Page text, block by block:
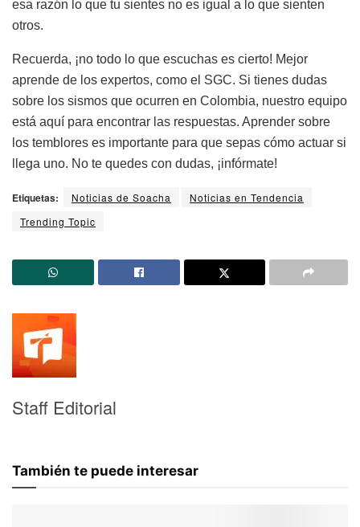
esa razón lo que tu sientes no es igual a lo que sienten
otros.
Recuerda, ¡no todo lo que escuchas es cierto! Mejor
aprende de los expertos, como el SGC. Si tienes dudas
sobre los sismos que ocurren en Colombia, nuestro equipo
está aquí para encontrar las respuestas. Aprender sobre
los temblores es importante para que sepas cómo actuar si
llega uno. No te quedes con dudas, ¡infórmate!
Etiquetas: Noticias de Soacha
Noticias en Tendencia
Trending Topic
Staff Editorial
También te puede interesar